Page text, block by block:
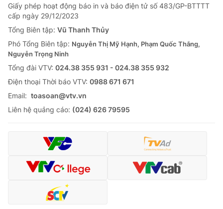
Giấy phép hoạt động báo in và báo điện tử số 483/GP-BTTTT
cấp ngày 29/12/2023
Tổng Biên tập: Vũ Thanh Thủy
Phó Tổng Biên tập: Nguyễn Thị Mỹ Hạnh, Phạm Quốc Thắng,
Nguyễn Trọng Ninh
Tổng đài VTV: 024.38 355 931 - 024.38 355 932
Ðiện thoại Thời báo VTV: 0988 671 671
Email: toasoan@vtv.vn
Liên hệ quảng cáo: (024) 626 79595